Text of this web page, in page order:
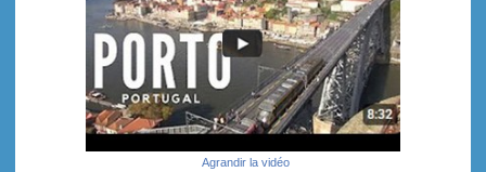
Agrandir la vidéo